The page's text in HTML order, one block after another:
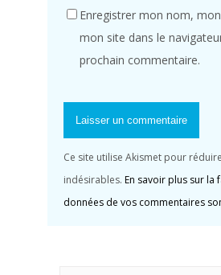
Enregistrer mon nom,
mon site dans le
prochain commentaire.
Ce site utilise Akismet pour
indésirables. En savoir plus sur la
données de vos commentaires